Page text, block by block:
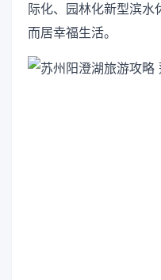
际化、园林化新型滨水
而居幸福生活。